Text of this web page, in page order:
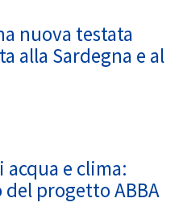
nuova testata
alla Sardegna e al
acqua e clima:
del progetto ABBA